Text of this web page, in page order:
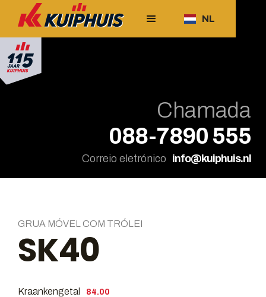
NL
Chamada
088-7890 555
Correio eletrónico info@kuiphuis.nl
GRUA MÓVEL COM TRÓLEI
SK40
Kraankengetal 84.00